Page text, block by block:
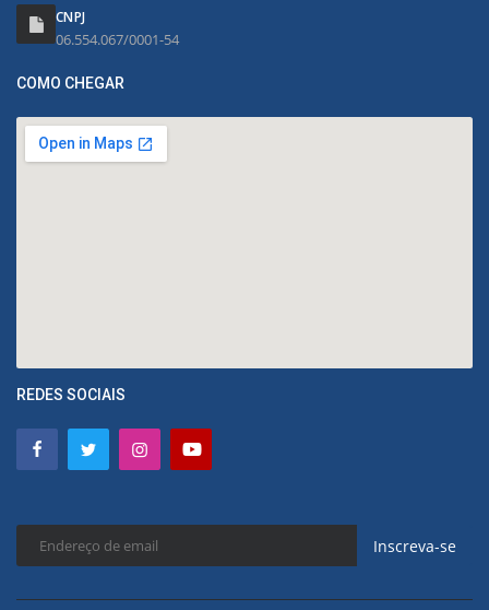
CNPJ
06.554.067/0001-54
COMO CHEGAR
REDES SOCIAIS
Inscreva-se